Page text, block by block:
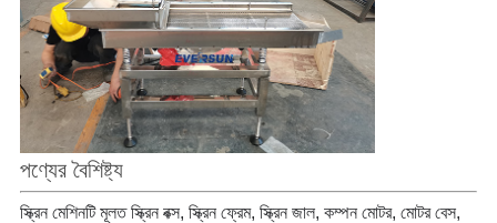
পণ্যের বৈশিষ্ট্য
স্ক্রিন মেশিনটি মূলত স্ক্রিন বক্স, স্ক্রিন ফ্রেম, স্ক্রিন জাল, কম্পন মোটর, মোটর বেস,